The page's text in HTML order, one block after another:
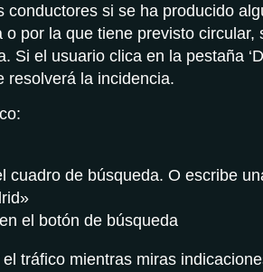
conductores si se ha producido
por la que tiene previsto circular,
Si el usuario clica en la pestaña
resolverá la incidencia.
cuadro de búsqueda. O escribe
el botón de búsqueda
tráfico mientras miras